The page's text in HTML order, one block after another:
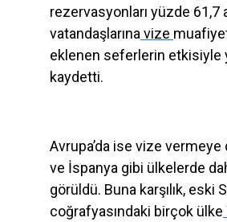
rezervasyonları yüzde 61,7
vatandaşlarınavize
eklenen seferlerin etkisiyle
kaydetti.
Avrupa’da ise vize
ve İspanya gibi ülkelerde
görüldü. Buna karşılık, eski
coğrafyasındaki birçok ülke